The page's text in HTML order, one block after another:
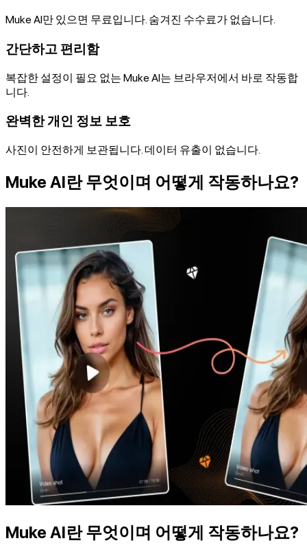
Muke AI만 있으면 무료입니다. 숨겨진 수수료가 없습니다.
간단하고 편리함
복잡한 설정이 필요 없는 Muke AI는 브라우저에서 바로 작동합
니다.
완벽한 개인 정보 보호
사진이 안전하게 보관됩니다. 데이터 유출이 없습니다.
Muke AI란 무엇이며 어떻게 작동하나요?
Muke AI란 무엇이며 어떻게 작동하나요?